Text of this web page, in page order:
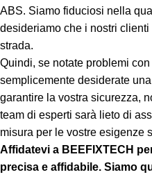
ABS. Siamo fiduciosi nella
desideriamo che i nostri
strada.
Quindi, se notate problemi
semplicemente desiderate
garantire la vostra sicurezza,
team di esperti sarà lieto di
misura per le vostre esigenze
Affidatevi a BEEFIXTECH
precisa e affidabile. Siamo